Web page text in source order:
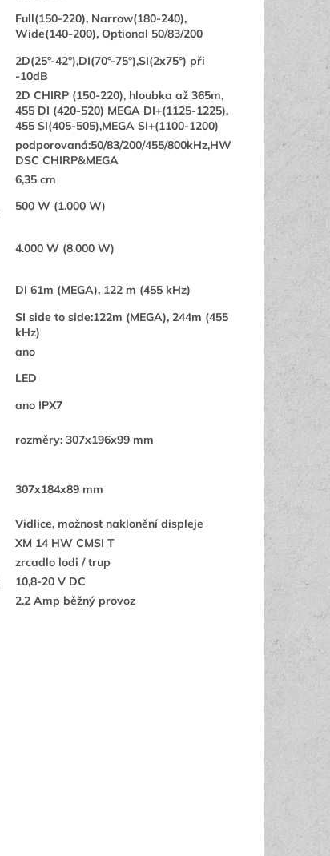
Full(150-220), Narrow(180-240),
Wide(140-200), Optional 50/83/200
2D(25°-42°),DI(70°-75°),SI(2x75°) při
-10dB
2D CHIRP (150-220), hloubka až 365m,
455 DI (420-520) MEGA DI+(1125-1225),
455 SI(405-505),MEGA SI+(1100-1200)
podporovaná:50/83/200/455/800kHz,HW
DSC CHIRP&MEGA
6,35 cm
500 W (1.000 W)
4.000 W (8.000 W)
DI 61m (MEGA), 122 m (455 kHz)
SI side to side:122m (MEGA), 244m (455
kHz)
ano
LED
ano IPX7
rozměry: 307x196x99 mm
307x184x89 mm
Vidlice, možnost naklonění displeje
XM 14 HW CMSI T
zrcadlo lodi / trup
10,8-20 V DC
2.2 Amp běžný provoz